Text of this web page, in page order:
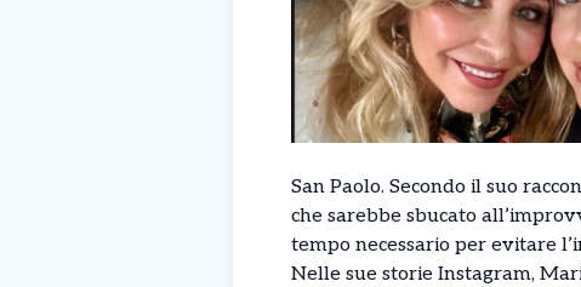
San Paolo. Secondo il suo
che sarebbe sbucato
tempo necessario per evitare
Nelle sue storie Instagram,